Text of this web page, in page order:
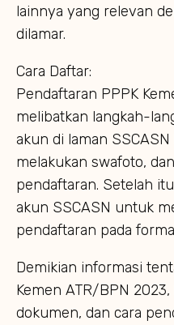
lainnya yang relevan
dilamar.
Cara Daftar:
Pendaftaran PPPK
melibatkan langkah-
akun di laman
melakukan swafoto,
pendaftaran. Setelah
akun SSCASN untuk
pendaftaran pada
Demikian informasi
Kemen ATR/BPN
dokumen, dan cara